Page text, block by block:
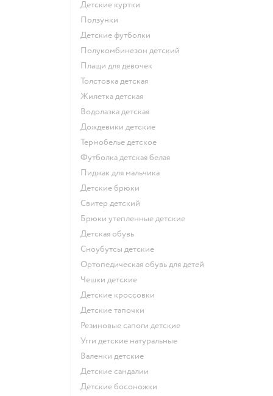
Детские куртки
Ползунки
Детские футболки
Полукомбинезон детский
Плащи для девочек
Толстовка детская
Жилетка детская
Водолазка детская
Дождевики детские
Термобелье детское
Футболка детская белая
Пиджак для мальчика
Детские брюки
Свитер детский
Брюки утепленные детские
Детская обувь
Сноубутсы детские
Ортопедическая обувь для детей
Чешки детские
Детские кроссовки
Детские тапочки
Резиновые сапоги детские
Угги детские натуральные
Валенки детские
Детские сандалии
Детские босоножки